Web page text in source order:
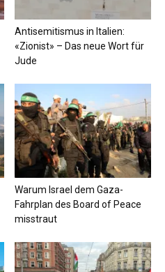
Antisemitismus in Italien:
«Zionist» – Das neue Wort für
Jude
Warum Israel dem Gaza-
Fahrplan des Board of Peace
misstraut